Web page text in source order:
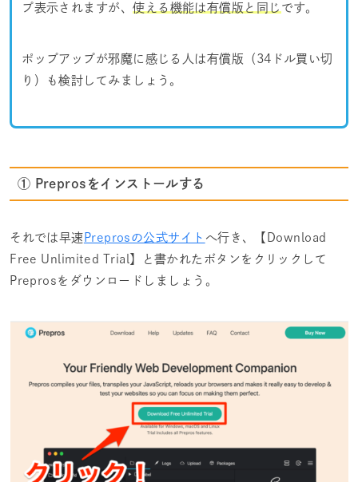
プ表示されますが、使える機能は有償版と同じ です。
ポップアップが邪魔に感じる人は有償版（34ドル買い切
り）も検討してみましょう。
① Preprosをインストールする
それでは早速 Preprosの公式サイト へ行き、【Download
Free Unlimited Trial】と書かれたボタンをクリックして
Preprosをダウンロードしましょう。